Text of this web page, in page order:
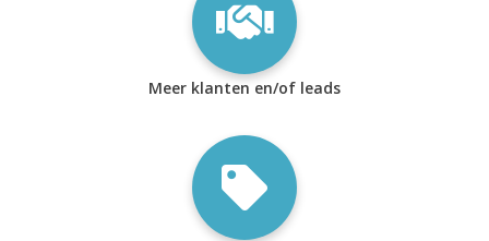
Meer klanten en/of leads